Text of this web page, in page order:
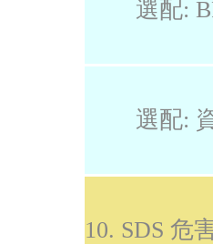
選配:
選配: 資
10. SDS 危